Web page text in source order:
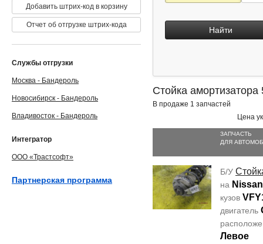
Найти
Стойка амортизатора
В продаже 1 запчастей
Цена
ЗАПЧАСТЬ
ДЛЯ
Б/У
на
кузов
двигатель
Левое
Добавить штрих-код в корзину
Отчет об отгрузке штрих-кода
Службы отгрузки
Москва - Бандероль
Новосибирск - Бандероль
Владивосток - Бандероль
Интегратор
ООО «Трастсофт»
Партнерская программа